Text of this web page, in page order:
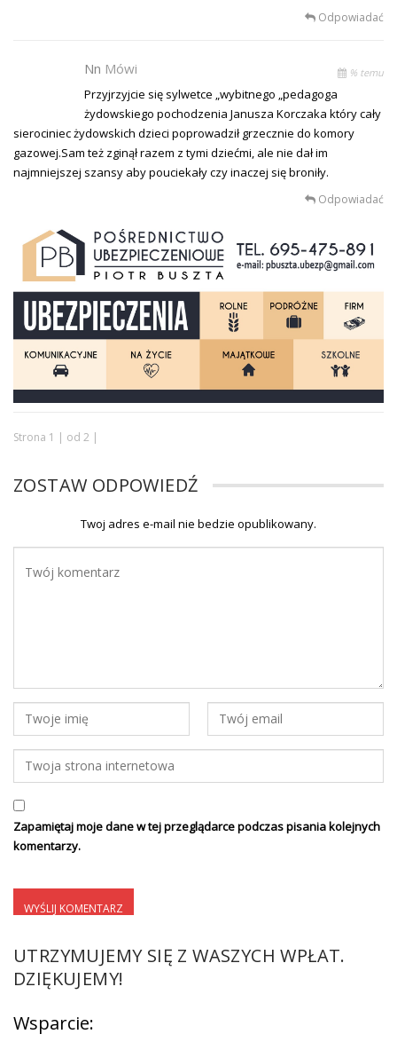
Odpowiadać
Nn Mówi % temu
Przyjrzyjcie się sylwetce „wybitnego „pedagoga
żydowskiego pochodzenia Janusza Korczaka który cały
sierociniec żydowskich dzieci poprowadził grzecznie do komory
gazowej.Sam też zginął razem z tymi dziećmi, ale nie dał im
najmniejszej szansy aby pouciekały czy inaczej się broniły.
Odpowiadać
Strona 1 | od 2 |
ZOSTAW ODPOWIEDŹ
Twoj adres e-mail nie bedzie opublikowany.
Zapamiętaj moje dane w tej przeglądarce podczas pisania kolejnych
komentarzy.
UTRZYMUJEMY SIĘ Z WASZYCH WPŁAT.
DZIĘKUJEMY!
Wsparcie: